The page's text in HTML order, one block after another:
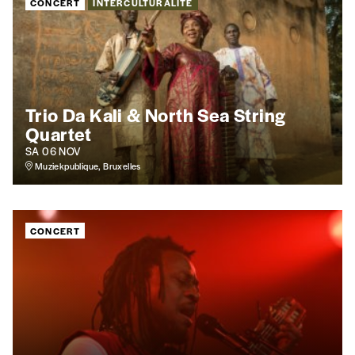
Je commande au numéro
Édition papier (livraison en Belgique
uniquement)
Quantité
AJOUTER
Édition numérique
CONCERT INTERCULTURALITÉ
Trio Da Kali & North Sea String
Quartet
SA 06 NOV
Muziekpublique, Bruxelles
CONCERT